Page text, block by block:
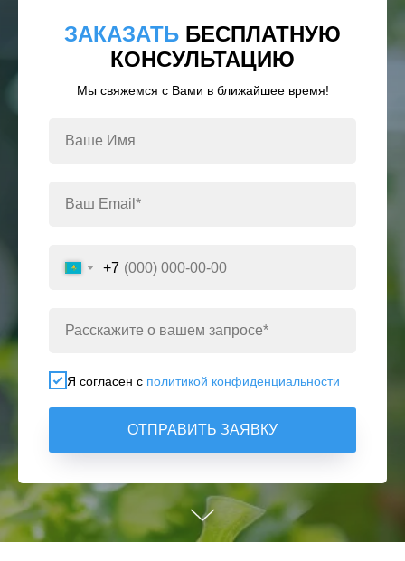
ЗАКАЗАТЬ БЕСПЛАТНУЮ
КОНСУЛЬТАЦИЮ
Мы свяжемся с Вами в ближайшее время!
+7
Я согласен с политикой конфиденциальности
ОТПРАВИТЬ ЗАЯВКУ